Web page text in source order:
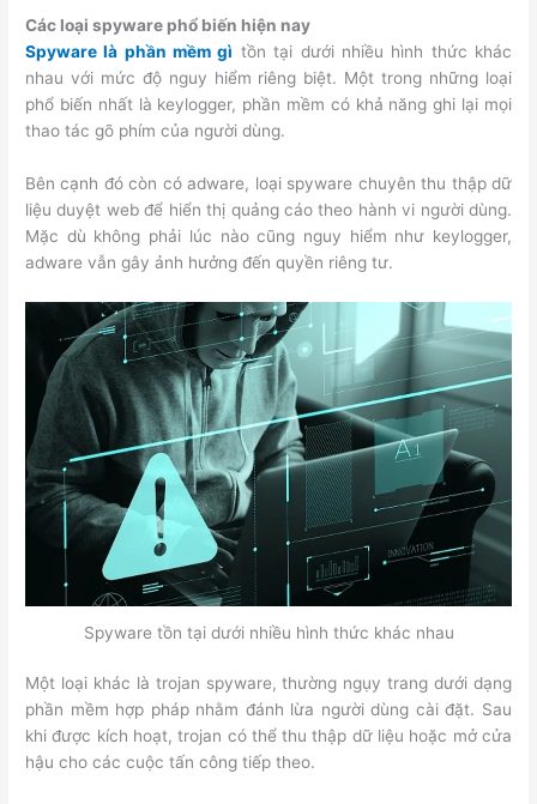
Các loại spyware phổ biến hiện nay
Spyware là phần mềm gì tồn tại dưới nhiều hình thức khác
nhau với mức độ nguy hiểm riêng biệt. Một trong những loại
phổ biến nhất là keylogger, phần mềm có khả năng ghi lại mọi
thao tác gõ phím của người dùng.
Bên cạnh đó còn có adware, loại spyware chuyên thu thập dữ
liệu duyệt web để hiển thị quảng cáo theo hành vi người dùng.
Mặc dù không phải lúc nào cũng nguy hiểm như keylogger,
adware vẫn gây ảnh hưởng đến quyền riêng tư.
Spyware tồn tại dưới nhiều hình thức khác nhau
Một loại khác là trojan spyware, thường ngụy trang dưới dạng
phần mềm hợp pháp nhằm đánh lừa người dùng cài đặt. Sau
khi được kích hoạt, trojan có thể thu thập dữ liệu hoặc mở cửa
hậu cho các cuộc tấn công tiếp theo.